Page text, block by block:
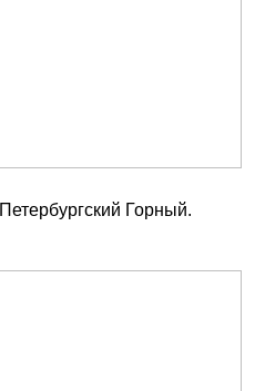
Горный.